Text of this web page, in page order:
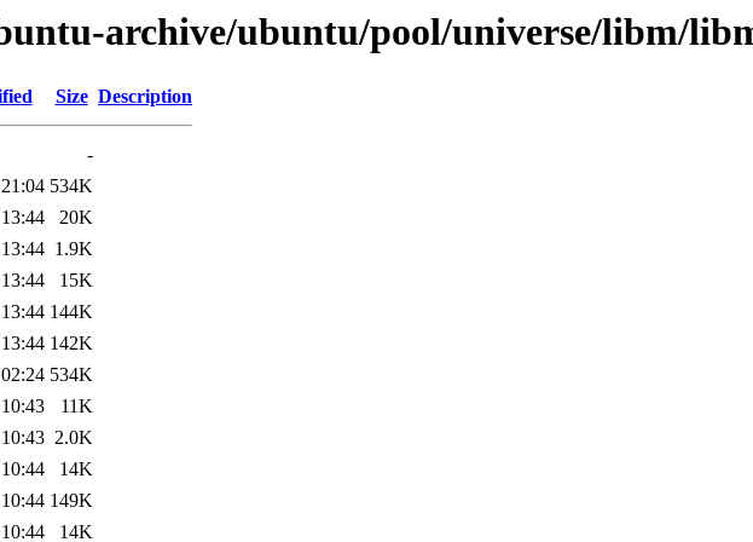
archive/ubuntu/pool/universe/libm/
Size Description
-
534K
20K
1.9K
15K
144K
142K
534K
11K
2.0K
14K
149K
14K